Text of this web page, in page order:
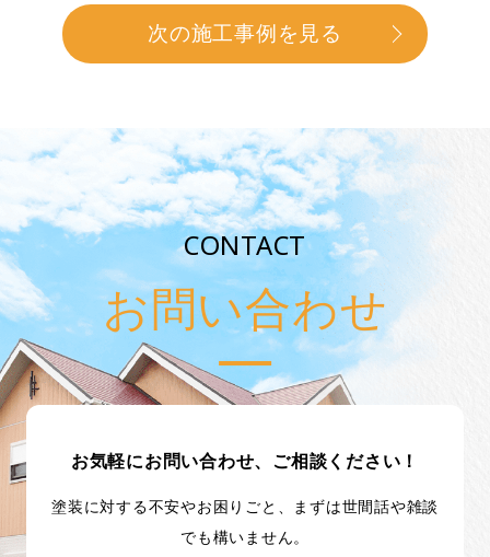
次の施工事例を見る
CONTACT
お問い合わせ
お気軽にお問い合わせ、ご相談ください！
塗装に対する不安やお困りごと、まずは世間話や雑談
でも構いません。